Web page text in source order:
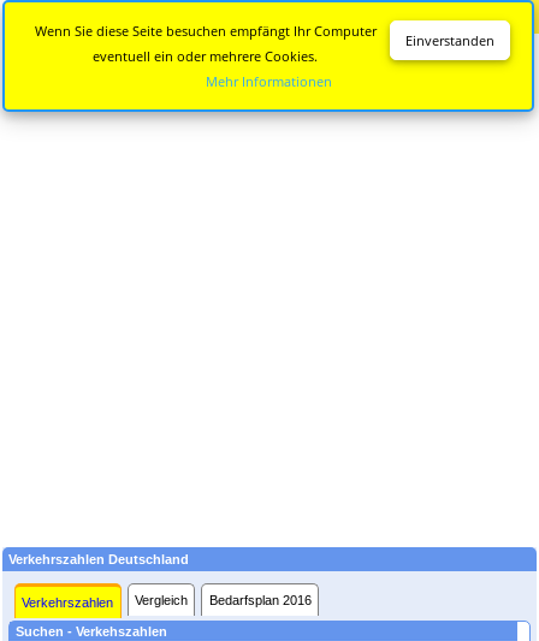
Verkehrszahlen Deutschland
Verkehrszahlen Vergleich Bedarfsplan 2016
Suchen - Verkehszahlen
Einverstanden
Wenn Sie diese Seite besuchen empfängt Ihr Computer
eventuell ein oder mehrere Cookies.
Mehr Informationen